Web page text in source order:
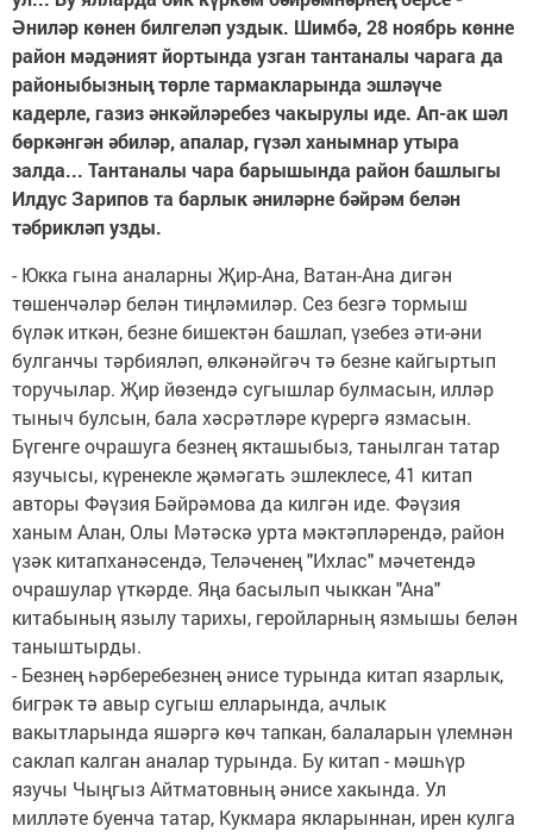
Әниләр көнен билгеләп уздык. Шимбә, 28 ноябрь көнне
район мәдәният йортында узган тантаналы чарага да
районыбызның төрле тармакларында эшләүче
кадерле, газиз әнкәйләребез чакырулы иде. Ап-ак шәл
бөркәнгән әбиләр, апалар, гүзәл ханымнар утыра
залда... Тантаналы чара барышында район башлыгы
Илдус Зарипов та барлык әниләрне бәйрәм белән
тәбрикләп узды.
- Юкка гына аналарны Җир-Ана, Ватан-Ана дигән
төшенчәләр белән тиңләмиләр. Сез безгә тормыш
бүләк иткән, безне бишектән башлап, үзебез әти-әни
булганчы тәрбияләп, өлкәнәйгәч тә безне кайгыртып
торучылар. Җир йөзендә сугышлар булмасын, илләр
тыныч булсын, бала хәсрәтләре күрергә язмасын.
Бүгенге очрашуга безнең якташыбыз, танылган татар
язучысы, күренекле җәмәгать эшлеклесе, 41 китап
авторы Фәүзия Бәйрәмова да килгән иде. Фәүзия
ханым Алан, Олы Мәтәскә урта мәктәпләрендә, район
үзәк китапханәсендә, Теләченең "Ихлас" мәчетендә
очрашулар үткәрде. Яңа басылып чыккан "Ана"
китабының язылу тарихы, геройларның язмышы белән
таныштырды.
- Безнең һәрберебезнең әнисе турында китап язарлык,
бигрәк тә авыр сугыш елларында, ачлык
вакытларында яшәргә көч тапкан, балаларын үлемнән
саклап калган аналар турында. Бу китап - мәшһүр
язучы Чыңгыз Айтматовның әнисе хакында. Ул
милләте буенча татар, Кукмара якларыннан, ирен кулга